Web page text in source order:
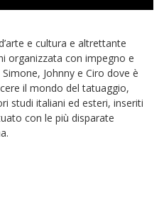
e cultura e altrettante
organizzata con impegno e
Johnny e Ciro dove è
il mondo del tatuaggio,
studi italiani ed esteri, inseriti
con le più disparate